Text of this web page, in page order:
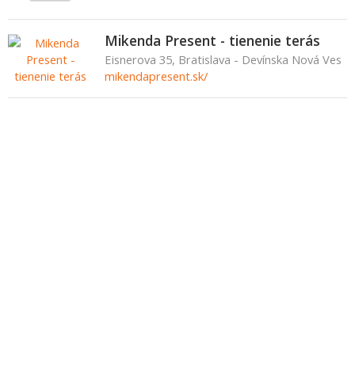
Mikenda Present - tienenie terás
Eisnerova 35, Bratislava - Devínska Nová Ves
mikendapresent.sk/